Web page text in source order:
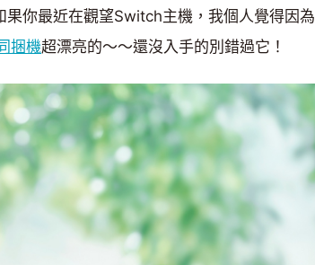
你最近在觀望Switch主機，我個人覺得因為
捆機超漂亮的～～還沒入手的別錯過它！